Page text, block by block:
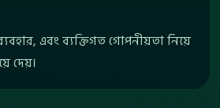
এবং ব্যক্তিগত গোপনীয়তা নিয়ে
দেয়।